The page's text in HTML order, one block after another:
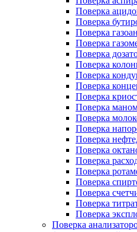
Поверка
Поверка
Поверка
Поверка
Поверка
Поверка
Поверка
Поверка
Поверка
Поверка
Поверка
Поверка
Поверка
Поверка
Поверка
Поверка
Поверка
Поверка
Поверка
Поверка
Поверка